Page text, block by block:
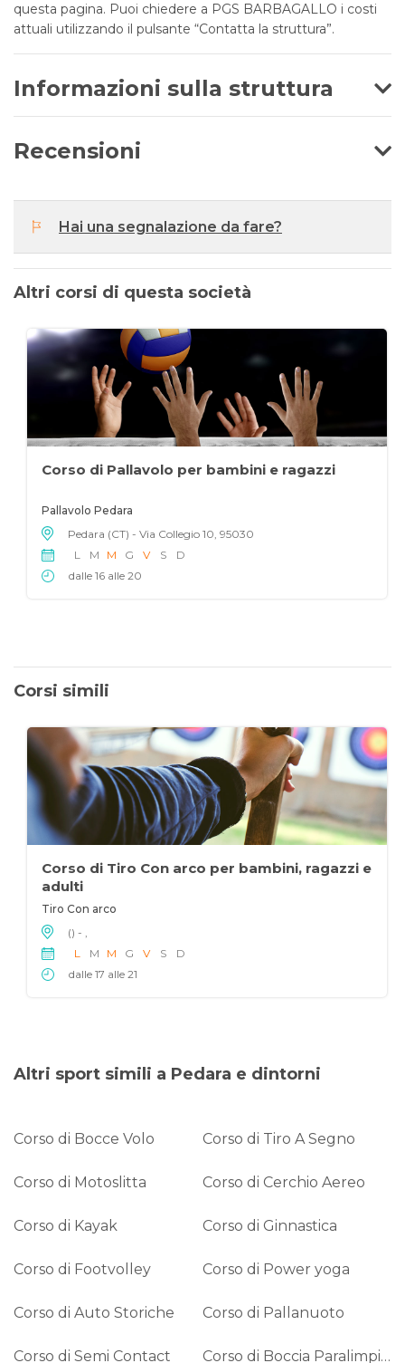
questa pagina. Puoi chiedere a PGS BARBAGALLO i costi
attuali utilizzando il pulsante “Contatta la struttura”.
Informazioni sulla struttura
Recensioni
Hai una segnalazione da fare?
Altri corsi di questa società
Corso di Pallavolo per bambini e ragazzi
Pallavolo Pedara
Pedara (CT) - Via Collegio 10, 95030
L
M M G V S
D
dalle 16 alle 20
Corsi simili
Corso di Tiro Con arco per bambini, ragazzi e
adulti
Tiro Con arco
() - ,
L
M M G V S
D
dalle 17 alle 21
Altri sport simili a Pedara e dintorni
Corso di Bocce Volo Corso di Tiro A Segno
Corso di Motoslitta Corso di Cerchio Aereo
Corso di Kayak Corso di Ginnastica
Corso di Footvolley Corso di Power yoga
Corso di Auto Storiche Corso di Pallanuoto
Corso di Semi Contact Corso di Boccia Paralimpica